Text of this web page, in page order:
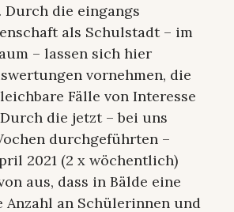
die eingangs
als Schulstadt – im
– lassen sich hier
vornehmen, die
Fälle von Interesse
die jetzt – bei uns
durchgeführten –
2021 (2 x wöchentlich)
aus, dass in Bälde eine
Anzahl an Schülerinnen und